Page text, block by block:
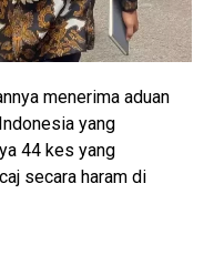
menerima aduan
yang
44 kes yang
secara haram di